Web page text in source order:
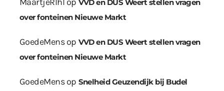
VVD en DUS Weert stellen vragen
over fonteinen Nieuwe Markt
GoedeMensop VVD en DUS Weert stellen vragen
over fonteinen Nieuwe Markt
GoedeMensop Snelheid Geuzendijk bij Budel